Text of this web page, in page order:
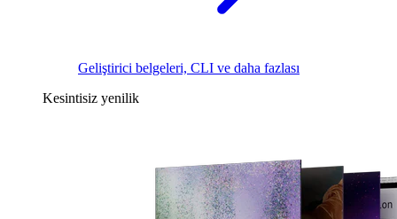
Geliştirici belgeleri, CLI ve daha fazlası
Kesintisiz yenilik